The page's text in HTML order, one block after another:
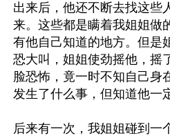
出来后，他还不断去找这些
来。这些都是瞒着我姐姐做
有他自己知道的地方。但是
恐大叫，姐姐使劲摇他，摇
脸恐怖，竟一时不知自己身
发生了什么事，但知道他一
后来有一次，我姐姐碰到一